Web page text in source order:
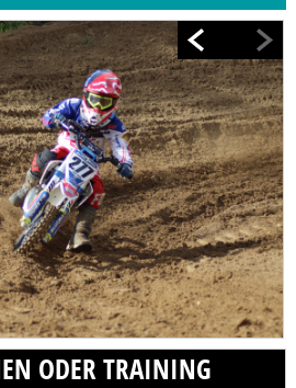
ODER TRAINING